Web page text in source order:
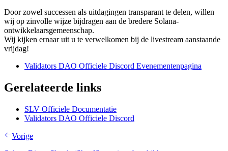
Door zowel successen als uitdagingen transparant te delen, willen
wij op zinvolle wijze bijdragen aan de bredere Solana-
ontwikkelaarsgemeenschap.
Wij kijken ernaar uit u te verwelkomen bij de livestream aanstaande
vrijdag!
Validators DAO Officiele Discord Evenementenpagina
Gerelateerde links
SLV Officiele Documentatie
Validators DAO Officiele Discord
Vorige